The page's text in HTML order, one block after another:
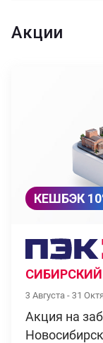
Акции
КЕШБЭК
3 Августа - 31
Акция на